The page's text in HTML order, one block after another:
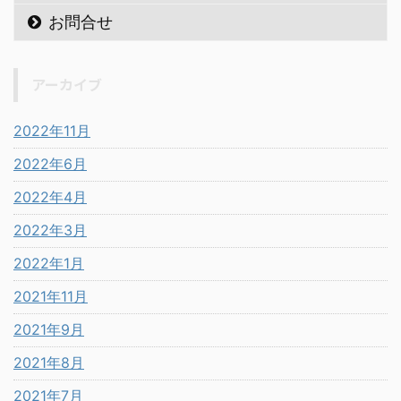
お問合せ
2022年11月
2022年6月
2022年4月
2022年3月
2022年1月
2021年11月
2021年9月
2021年8月
2021年7月